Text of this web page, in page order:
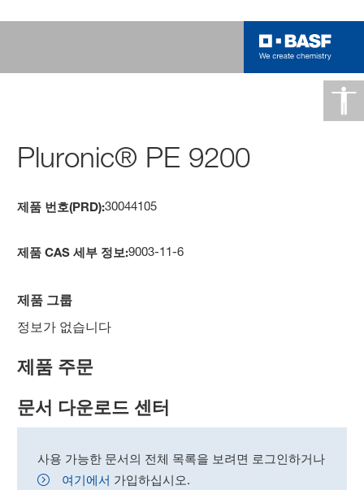
Pluronic® PE 9200
제품 번호(PRD):30044105
제품 CAS 세부 정보:9003-11-6
제품 그룹
정보가 없습니다
제품 주문
문서 다운로드 센터
사용 가능한 문서의 전체 목록을 보려면 로그인하거나
여기에서 가입하십시오.